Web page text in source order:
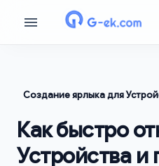
Создание ярлыка для
Как быстро
Устройства и